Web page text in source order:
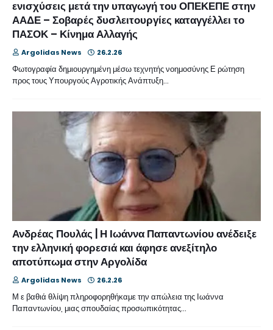
ενισχύσεις μετά την υπαγωγή του ΟΠΕΚΕΠΕ στην
ΑΑΔΕ – Σοβαρές δυσλειτουργίες καταγγέλλει το
ΠΑΣΟΚ – Κίνημα Αλλαγής
Argolidas News 26.2.26
Φωτογραφία δημιουργημένη μέσω τεχνητής νοημοσύνης Ε ρώτηση
προς τους Υπουργούς Αγροτικής Ανάπτυξη…
Ανδρέας Πουλάς | Η Ιωάννα Παπαντωνίου ανέδειξε
την ελληνική φορεσιά και άφησε ανεξίτηλο
αποτύπωμα στην Αργολίδα
Argolidas News 26.2.26
Μ ε βαθιά θλίψη πληροφορηθήκαμε την απώλεια της Ιωάννα
Παπαντωνίου, μιας σπουδαίας προσωπικότητας…